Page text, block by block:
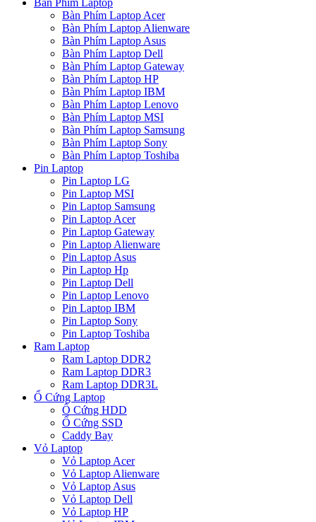
Bàn Phím Laptop
Bàn Phím Laptop Acer
Bàn Phím Laptop Alienware
Bàn Phím Laptop Asus
Bàn Phím Laptop Dell
Bàn Phím Laptop Gateway
Bàn Phím Laptop HP
Bàn Phím Laptop IBM
Bàn Phím Laptop Lenovo
Bàn Phím Laptop MSI
Bàn Phím Laptop Samsung
Bàn Phím Laptop Sony
Bàn Phím Laptop Toshiba
Pin Laptop
Pin Laptop LG
Pin Laptop MSI
Pin Laptop Samsung
Pin Laptop Acer
Pin Laptop Gateway
Pin Laptop Alienware
Pin Laptop Asus
Pin Laptop Hp
Pin Laptop Dell
Pin Laptop Lenovo
Pin Laptop IBM
Pin Laptop Sony
Pin Laptop Toshiba
Ram Laptop
Ram Laptop DDR2
Ram Laptop DDR3
Ram Laptop DDR3L
Ổ Cứng Laptop
Ổ Cứng HDD
Ổ Cứng SSD
Caddy Bay
Vỏ Laptop
Vỏ Laptop Acer
Vỏ Laptop Alienware
Vỏ Laptop Asus
Vỏ Laptop Dell
Vỏ Laptop HP